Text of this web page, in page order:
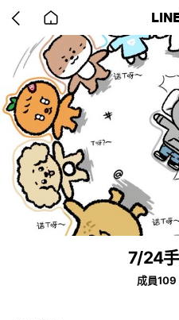
back
to
home
7/24
成員109